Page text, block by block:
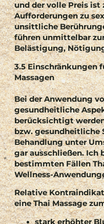
und der volle Preis ist
Aufforderungen zu
unsittliche
führen unmittelbar
Belästigung,
3.5 Einschränkungen
Massagen
Bei der Anwendung
gesundheitliche
berücksichtigt
bzw. gesundheitliche
Behandlung unter
gar ausschließen. Ich
bestimmten Fällen
Wellness-
Relative
eine Thai Massage
stark erhöhter